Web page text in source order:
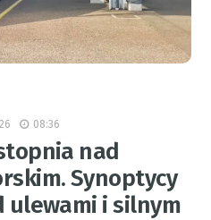
08:36
nad
Synoptycy
ulewami i silnym